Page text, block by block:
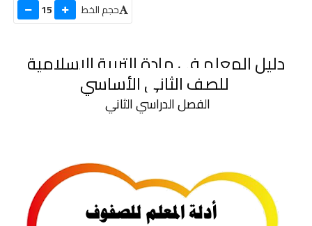
حجم الخط 15
دليل المعلم في مادة التربية الإسلامية
الفصل الدراسي الثاني